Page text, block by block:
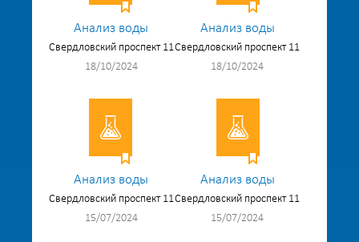
Анализ воды
Свердловский проспект 11
18/10/2024
Анализ воды
Свердловский проспект 11
18/10/2024
Анализ воды
Свердловский проспект 11
15/07/2024
Анализ воды
Свердловский проспект 11
15/07/2024